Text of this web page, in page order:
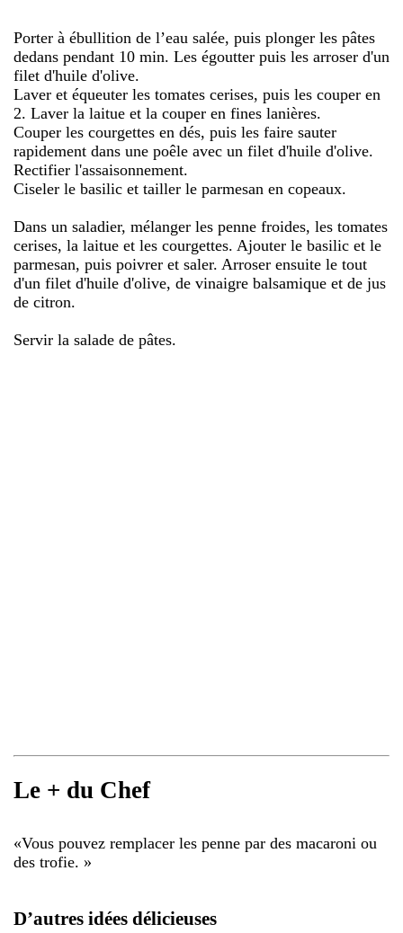
Porter à ébullition de l’eau salée, puis plonger les pâtes
dedans pendant 10 min. Les égoutter puis les arroser d'un
filet d'huile d'olive.
Laver et équeuter les tomates cerises, puis les couper en
2. Laver la laitue et la couper en fines lanières.
Couper les courgettes en dés, puis les faire sauter
rapidement dans une poêle avec un filet d'huile d'olive.
Rectifier l'assaisonnement.
Ciseler le basilic et tailler le parmesan en copeaux.
Dans un saladier, mélanger les penne froides, les tomates
cerises, la laitue et les courgettes. Ajouter le basilic et le
parmesan, puis poivrer et saler. Arroser ensuite le tout
d'un filet d'huile d'olive, de vinaigre balsamique et de jus
de citron.
Servir la salade de pâtes.
Le + du Chef
«Vous pouvez remplacer les penne par des macaroni ou
des trofie. »
D’autres idées délicieuses